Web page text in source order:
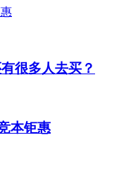
很多人去买？
本钜惠